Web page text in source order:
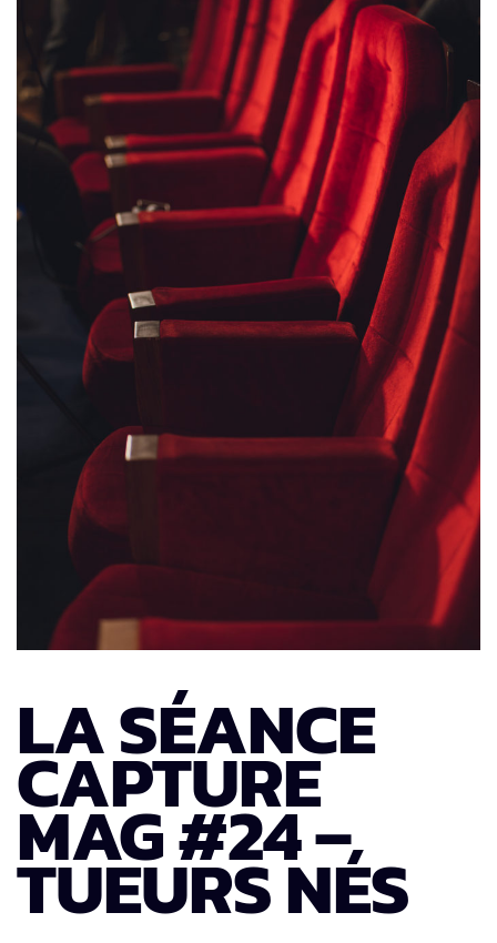
LA SÉANCE
CAPTURE
MAG #24 –
TUEURS NÉS